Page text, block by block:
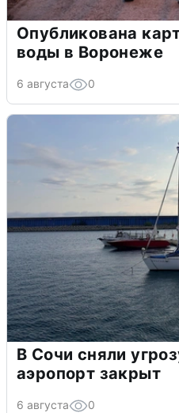
Опубликована
воды в Воронеже
6 августа 0
В Сочи сняли
аэропорт закрыт
6 августа 0